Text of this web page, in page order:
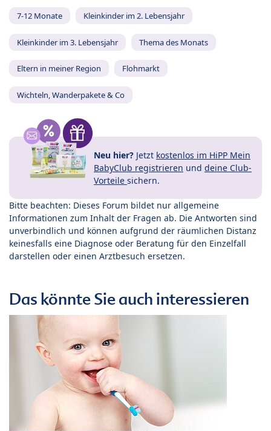
7-12 Monate Kleinkinder im 2. Lebensjahr
Kleinkinder im 3. Lebensjahr Thema des Monats
Eltern in meiner Region Flohmarkt
Wichteln, Wanderpakete & Co
Neu hier? Jetzt kostenlos im HiPP Mein
BabyClub registrieren und deine Club-
Vorteile sichern.
Bitte beachten: Dieses Forum bildet nur allgemeine
Informationen zum Inhalt der Fragen ab. Die Antworten sind
unverbindlich und können aufgrund der räumlichen Distanz
keinesfalls eine Diagnose oder Beratung für den Einzelfall
darstellen oder einen Arztbesuch ersetzen.
Das könnte Sie auch interessieren